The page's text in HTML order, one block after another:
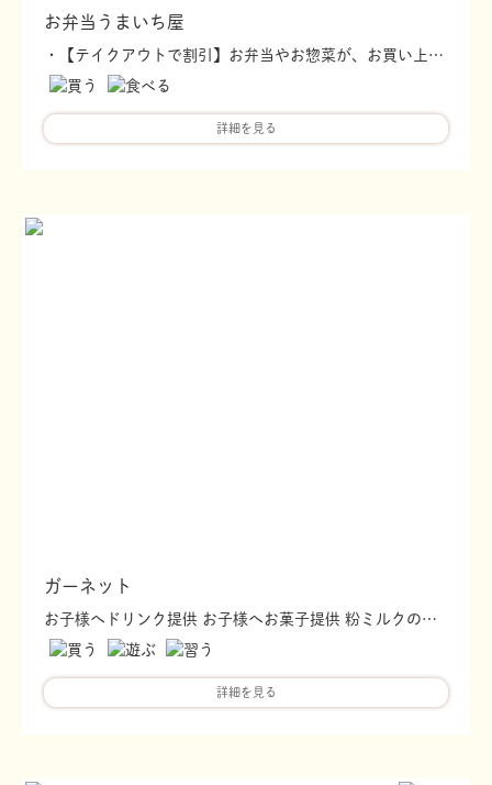
お弁当うまいち屋
・【テイクアウトで割引】お弁当やお惣菜が、お買い上げ合計金額より割引いたします。（500円ごとに50円） ※その他割引との併用はできません。 ・【デリバリーは500円毎に１ポイント】※デリバリーは通常1000円で１ポイント
詳細を見る
ガーネット
お子様へドリンク提供 お子様へお菓子提供 粉ミルクのお湯の提供 絵本複数冊設置
詳細を見る